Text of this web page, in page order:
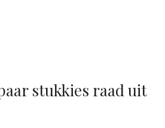
stukkies raad uit